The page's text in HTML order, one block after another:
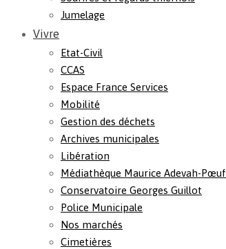
Jumelage
Vivre
Etat-Civil
CCAS
Espace France Services
Mobilité
Gestion des déchets
Archives municipales
Libération
Médiathèque Maurice Adevah-Pœuf
Conservatoire Georges Guillot
Police Municipale
Nos marchés
Cimetières